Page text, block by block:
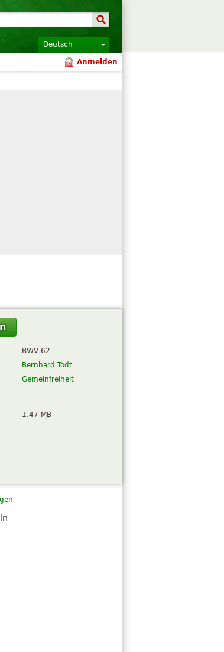
Deutsch
Anmelden
BWV 62
Bernhard Todt
Gemeinfreiheit
1.47 MB